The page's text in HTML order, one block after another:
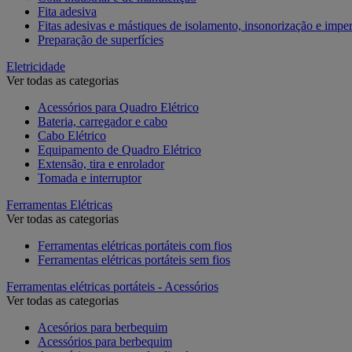
Fita adesiva
Fitas adesivas e mástiques de isolamento, insonorização e
Preparação de superfícies
Eletricidade
Ver todas as categorias
Acessórios para Quadro Elétrico
Bateria, carregador e cabo
Cabo Elétrico
Equipamento de Quadro Elétrico
Extensão, tira e enrolador
Tomada e interruptor
Ferramentas Elétricas
Ver todas as categorias
Ferramentas elétricas portáteis com fios
Ferramentas elétricas portáteis sem fios
Ferramentas elétricas portáteis - Acessórios
Ver todas as categorias
Acesórios para berbequim
Acessórios para berbequim